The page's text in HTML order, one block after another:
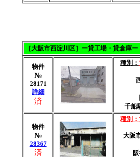
［大阪市西淀川区］ー貸工場・貸倉庫ー
物件
№
28171
詳細
済
種別：
千
物件
№
28367
済
種別
大阪